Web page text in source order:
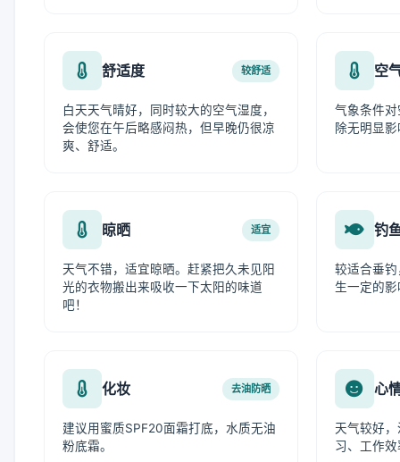
舒适度 较舒适
白天天气晴好，同时较大的空气湿度，
会使您在午后略感闷热，但早晚仍很凉
爽、舒适。
空
气象条件
除无明显
晾晒 适宜
天气不错，适宜晾晒。赶紧把久未见阳
光的衣物搬出来吸收一下太阳的味道
吧！
钓
较适合垂
生一定的影
化妆 去油防晒
建议用蜜质SPF20面霜打底，水质无油
粉底霜。
心
天气较好
习、工作